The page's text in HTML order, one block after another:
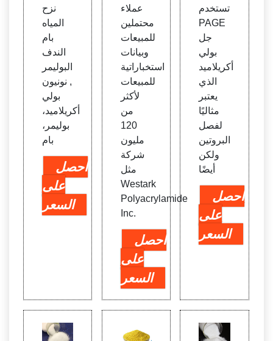
نزح
المياه
بام
الندف
البوليمر
, نونيون
بولي
أكريلاميد،
بوليمر،
بام
احصل
على
السعر
عملاء
محتملين
للمبيعات
وبيانات
استخباراتية
للمبيعات
لأكثر
من
120
مليون
شركة
مثل
Westark
Polyacrylamide
Inc.
احصل
على
السعر
تستخدم
PAGE
جل
بولي
أكريلاميد
الذي
يعتبر
مثاليًا
لفصل
البروتين
ولكن
أيضًا
احصل
على
السعر